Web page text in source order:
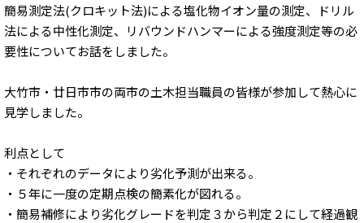
簡易測定法(クロキット法)による塩化物イオン量の測定、ドリル
法による中性化測定、リバウンドハンマーによる強度測定等の必
要性についてお話をしました。
大竹市・廿日市市の両市の土木担当職員の皆様が参加して熱心に
見学しました。
利点として
・それぞれのデータにより劣化予測が出来る。
・５年に一度の定期点検の簡素化が図れる。
・簡易補修により劣化グレードを判定３から判定２にして経過観